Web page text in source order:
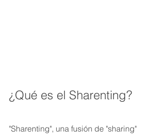
¿Qué es el Sharenting?
"Sharenting", una fusión de "sharing"